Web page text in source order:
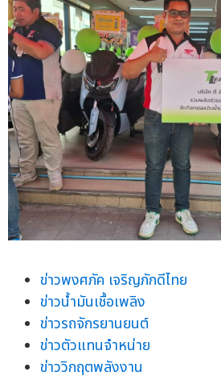
ข่าวพงศภัค เจริญภักดีไทย
ข่าวน้ำมันเชื้อเพลิง
ข่าวรถจักรยานยนต์
ข่าวตัวแทนจำหน่าย
ข่าววิกฤตพลังงาน